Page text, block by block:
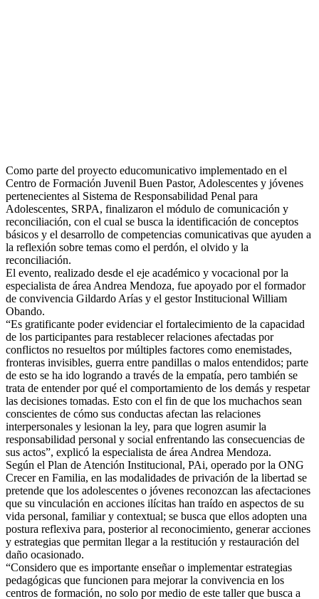
Como parte del proyecto educomunicativo implementado en el
Centro de Formación Juvenil Buen Pastor, Adolescentes y jóvenes
pertenecientes al Sistema de Responsabilidad Penal para
Adolescentes, SRPA, finalizaron el módulo de comunicación y
reconciliación, con el cual se busca la identificación de conceptos
básicos y el desarrollo de competencias comunicativas que ayuden a
la reflexión sobre temas como el perdón, el olvido y la
reconciliación.
El evento, realizado desde el eje académico y vocacional por la
especialista de área Andrea Mendoza, fue apoyado por el formador
de convivencia Gildardo Arías y el gestor Institucional William
Obando.
“Es gratificante poder evidenciar el fortalecimiento de la capacidad
de los participantes para restablecer relaciones afectadas por
conflictos no resueltos por múltiples factores como enemistades,
fronteras invisibles, guerra entre pandillas o malos entendidos; parte
de esto se ha ido logrando a través de la empatía, pero también se
trata de entender por qué el comportamiento de los demás y respetar
las decisiones tomadas. Esto con el fin de que los muchachos sean
conscientes de cómo sus conductas afectan las relaciones
interpersonales y lesionan la ley, para que logren asumir la
responsabilidad personal y social enfrentando las consecuencias de
sus actos”, explicó la especialista de área Andrea Mendoza.
Según el Plan de Atención Institucional, PAi, operado por la ONG
Crecer en Familia, en las modalidades de privación de la libertad se
pretende que los adolescentes o jóvenes reconozcan las afectaciones
que su vinculación en acciones ilícitas han traído en aspectos de su
vida personal, familiar y contextual; se busca que ellos adopten una
postura reflexiva para, posterior al reconocimiento, generar acciones
y estrategias que permitan llegar a la restitución y restauración del
daño ocasionado.
“Considero que es importante enseñar o implementar estrategias
pedagógicas que funcionen para mejorar la convivencia en los
centros de formación, no solo por medio de este taller que busca a